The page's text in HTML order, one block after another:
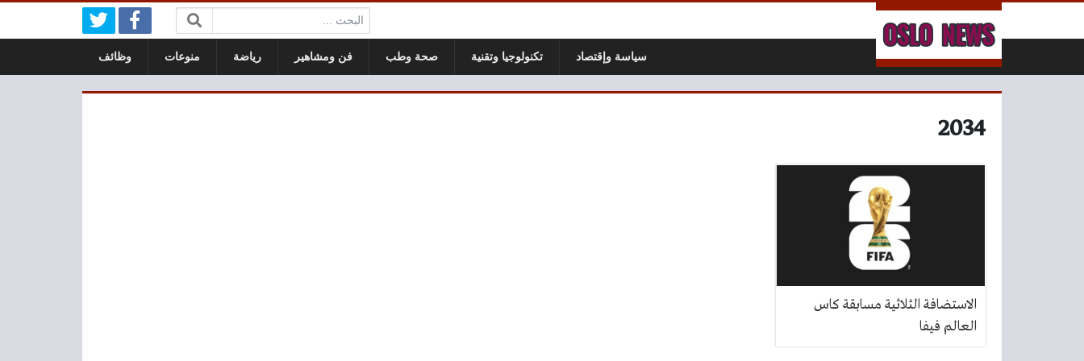
التخطي إلى المحتوى
البحث:
سياسة وإقتصاد تكنولوجيا وتقنية صحة وطب فن ومشاهير رياضة منوعات وظائف
2034
الاستضافة الثلاثية مسابقة كاس
العالم فيفا